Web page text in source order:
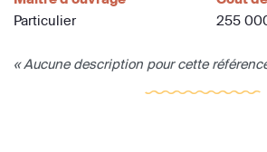
Particulier
255
« Aucune description pour cette